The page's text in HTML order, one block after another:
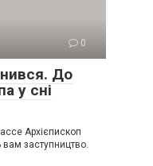
0
До
у сні
Архієпископ
вам заступництво.